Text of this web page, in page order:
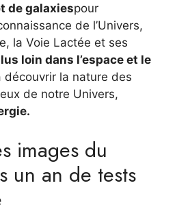
de galaxiespour
de l’Univers,
la Voie Lactée et ses
loin dans l’espace et le
découvrir la nature des
de notre Univers,
images du
un an de tests